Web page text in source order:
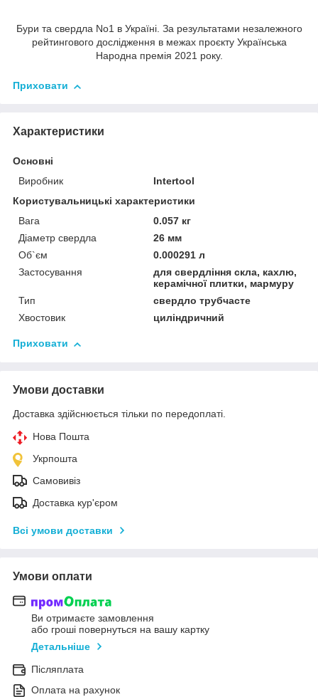
Бури та свердла No1 в Україні. За результатами незалежного
рейтингового дослідження в межах проєкту Українська
Народна премія 2021 року.
Приховати
Характеристики
Основні
Виробник
Intertool
Користувальницькі характеристики
Вага
0.057 кг
Діаметр свердла
26 мм
Об`єм
0.000291 л
Застосування
для свердління скла, кахлю,
керамічної плитки, мармуру
Тип
свердло трубчасте
Хвостовик
циліндричний
Приховати
Умови доставки
Доставка здійснюється тільки по передоплаті.
Нова Пошта
Укрпошта
Самовивіз
Доставка кур'єром
Всі умови доставки
Умови оплати
Ви отримаєте замовлення
або гроші повернуться на вашу картку
Детальніше
Післяплата
Оплата на рахунок